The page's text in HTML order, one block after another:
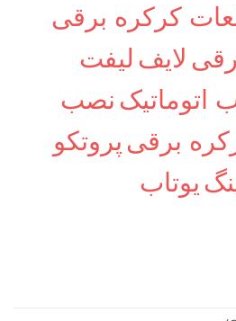
برقی
لایف لیفت
نصب
پروتکو